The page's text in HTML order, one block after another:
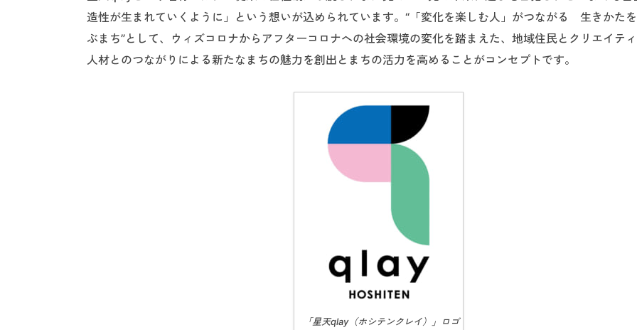
造性が生まれていくように」という想いが込められています。“「変化を楽しむ人」がつながる 生きかた
ぶまち”として、ウィズコロナからアフターコロナへの社会環境の変化を踏まえた、地域住民とクリエイテ
人材とのつながりによる新たなまちの魅力を創出とまちの活力を高めることがコンセプトです。
「星天qlay（ホシテンクレイ）」ロゴ